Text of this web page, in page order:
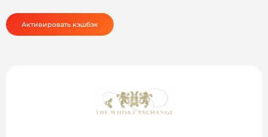
Активировать кэшбэк